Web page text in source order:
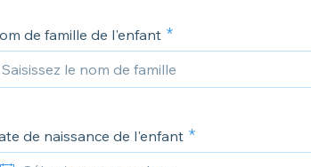
de famille de l'enfant
de naissance de l'enfant